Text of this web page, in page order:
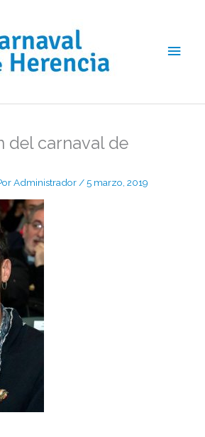
del carnaval de
Administrador/5 marzo, 2019